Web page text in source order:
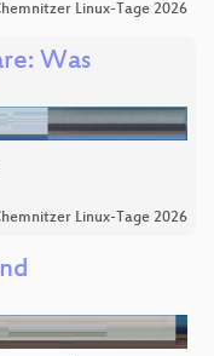
Linux-Tage 2026
Was
Linux-Tage 2026